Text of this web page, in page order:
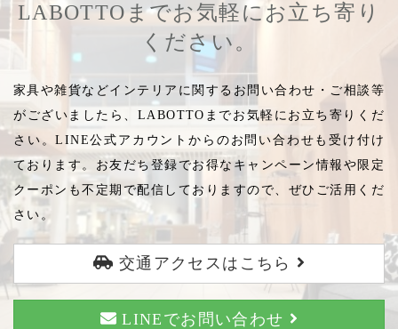
LABOTTOまでお気軽にお立ち寄り
ください。
家具や雑貨などインテリアに関するお問い合わせ・ご相談等
がございましたら、LABOTTOまでお気軽にお立ち寄りくだ
さい。LINE公式アカウントからのお問い合わせも受け付け
ております。お友だち登録でお得なキャンペーン情報や限定
クーポンも不定期で配信しておりますので、ぜひご活用くだ
さい。
交通アクセスはこちら
LINEでお問い合わせ